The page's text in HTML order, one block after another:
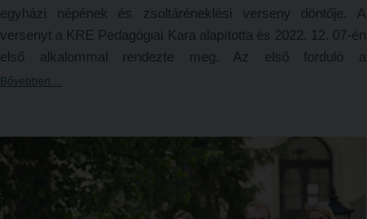
egyházi népének és zsoltáréneklési verseny döntője. A
versenyt a KRE Pedagógiai Kara alapította és 2022. 12. 07-én
első alkalommal rendezte meg. Az első forduló a
középiskolákban zajlott, a továbbjutott diákok mérkőztek meg
magukat, képességeik legjavát adva.
Bővebben ...